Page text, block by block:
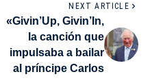
NEXT ARTICLE
«Givin’Up, Givin’In,
la canción que
impulsaba a bailar
al príncipe Carlos